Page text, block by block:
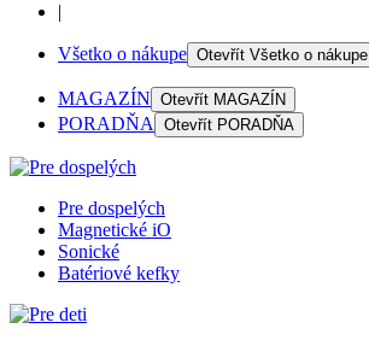
|
Všetko o nákupe Otevřít Všetko o nákupe
MAGAZÍN Otevřít MAGAZÍN
PORADŇA Otevřít PORADŇA
Pre dospelých
Magnetické iO
Sonické
Batériové kefky